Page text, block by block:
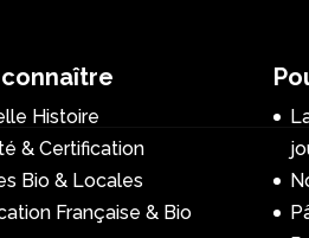
Histoire
& Certification
Bio & Locales
Française & Bio